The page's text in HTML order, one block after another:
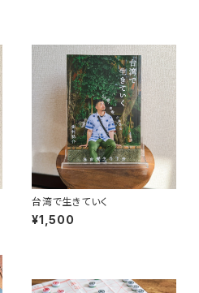
台湾で生きていく
¥1,500